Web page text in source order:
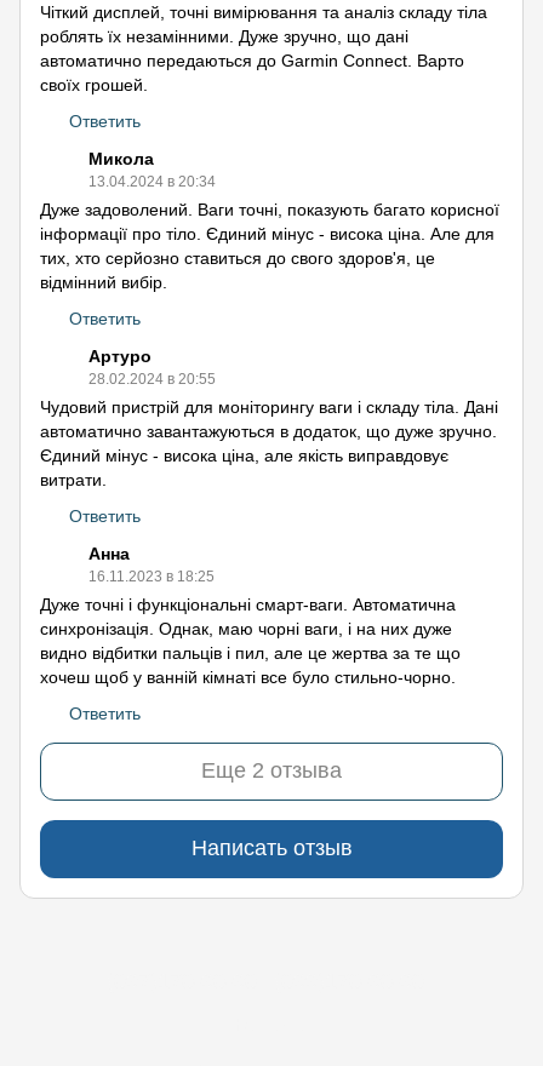
Чіткий дисплей, точні вимірювання та аналіз складу тіла
роблять їх незамінними. Дуже зручно, що дані
автоматично передаються до Garmin Connect. Варто
своїх грошей.
Ответить
Микола
13.04.2024 в 20:34
Дуже задоволений. Ваги точні, показують багато корисної
інформації про тіло. Єдиний мінус - висока ціна. Але для
тих, хто серйозно ставиться до свого здоров'я, це
відмінний вибір.
Ответить
Артуро
28.02.2024 в 20:55
Чудовий пристрій для моніторингу ваги і складу тіла. Дані
автоматично завантажуються в додаток, що дуже зручно.
Єдиний мінус - висока ціна, але якість виправдовує
витрати.
Ответить
Анна
16.11.2023 в 18:25
Дуже точні і функціональні смарт-ваги. Автоматична
синхронізація. Однак, маю чорні ваги, і на них дуже
видно відбитки пальців і пил, але це жертва за те що
хочеш щоб у ванній кімнаті все було стильно-чорно.
Ответить
Еще 2 отзыва
Написать отзыв